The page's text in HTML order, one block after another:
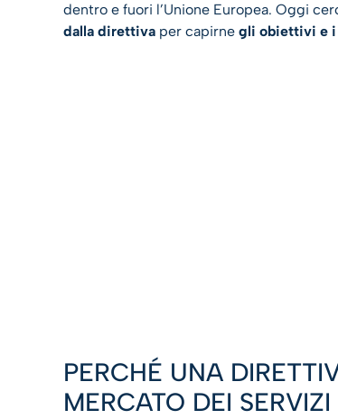
dentro e fuori l’Unione Europea. Oggi
dalla direttiva per capirne gli obiettivi e i
PERCHÉ UNA
MERCATO DEI